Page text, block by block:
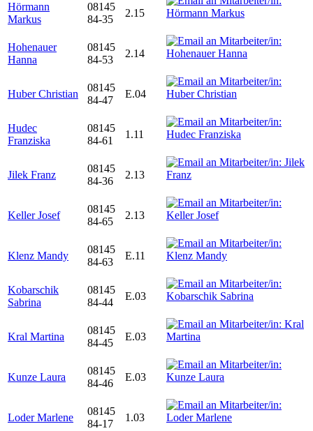
Hörmann
Markus
08145
84-35
2.15
Hohenauer
Hanna
08145
84-53
2.14
Huber Christian
08145
84-47
E.04
Hudec
Franziska
08145
84-61
1.11
Jilek Franz
08145
84-36
2.13
Keller Josef
08145
84-65
2.13
Klenz Mandy
08145
84-63
E.11
Kobarschik
Sabrina
08145
84-44
E.03
Kral Martina
08145
84-45
E.03
Kunze Laura
08145
84-46
E.03
Loder Marlene
08145
84-17
1.03